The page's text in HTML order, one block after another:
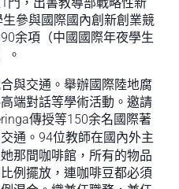
生參與國際國內創新創業競
余項（中國國際年夜學生
。
與交通。舉辦國際陸地腐
端對話等學術活動。邀請
傳授等150余名國際著
通。94位教師在國內外主
那間咖啡館，所有的物品
例擺放，連咖啡豆都必須